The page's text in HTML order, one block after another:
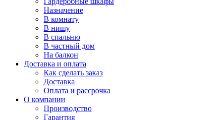
Назначение
В комнату
В нишу
В спальню
В частный дом
На балкон
Доставка и оплата
Как сделать заказ
Доставка
Оплата и рассрочка
О компании
Производство
Гарантия